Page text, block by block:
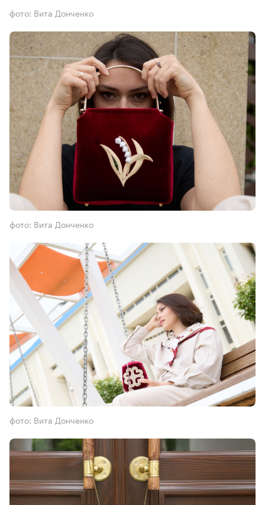
фото: Вита Донченко
фото: Вита Донченко
фото: Вита Донченко